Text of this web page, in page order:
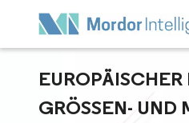
GRÖSSEN- UND